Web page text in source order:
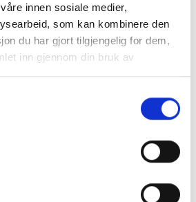
innen sosiale medier,
som kan kombinere den
du har gjort tilgjengelig for dem,
inn gjennom din bruk av
, 87- och 30-terminaler),
mer info